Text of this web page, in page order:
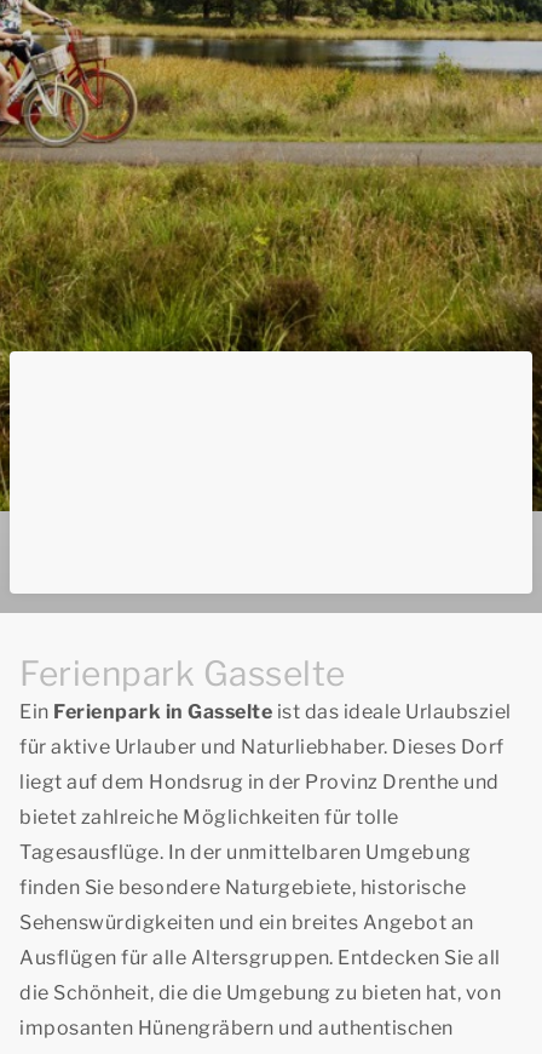
Ferienpark Gasselte
Ein Ferienpark in Gasselte ist das ideale Urlaubsziel
für aktive Urlauber und Naturliebhaber. Dieses Dorf
liegt auf dem Hondsrug in der Provinz Drenthe und
bietet zahlreiche Möglichkeiten für tolle
Tagesausflüge. In der unmittelbaren Umgebung
finden Sie besondere Naturgebiete, historische
Sehenswürdigkeiten und ein breites Angebot an
Ausflügen für alle Altersgruppen. Entdecken Sie all
die Schönheit, die die Umgebung zu bieten hat, von
imposanten Hünengräbern und authentischen